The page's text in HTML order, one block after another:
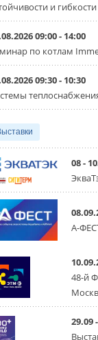
Москве
Омск с
США
28
свой
31
и
09:00 - 14:00
по котлам
09:30 - 10:30
08 -
А-
48-й
29.09